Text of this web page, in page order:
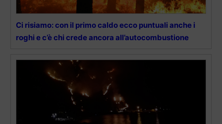
Ci risiamo: con il primo caldo ecco puntuali anche i
roghi e c’è chi crede ancora all’autocombustione